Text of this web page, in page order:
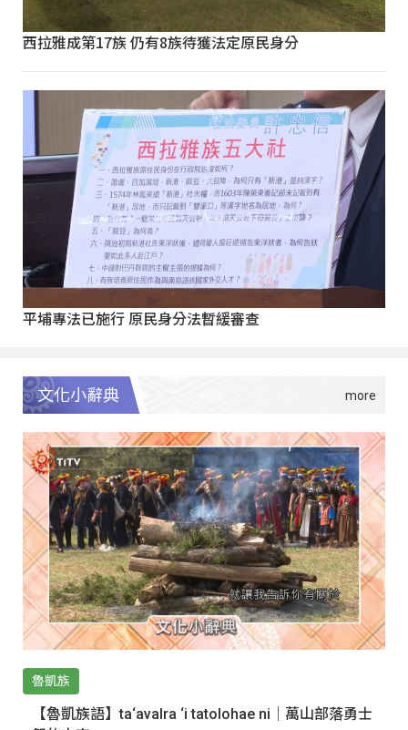
西拉雅成第17族 仍有8族待獲法定原民身分
平埔專法已施行 原民身分法暫緩審查
文化小辭典
魯凱族
【魯凱族語】ta‘avalra ‘i tatolohae ni｜萬山部落勇士